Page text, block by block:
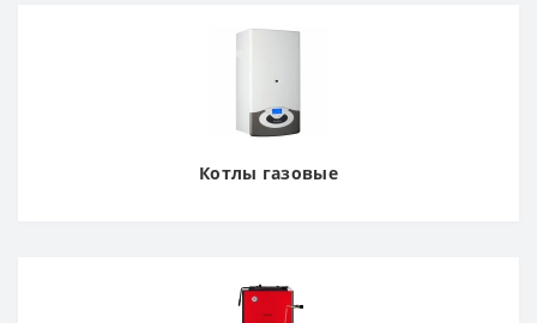
Котлы газовые